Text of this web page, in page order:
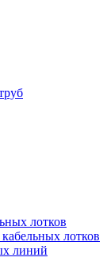
лотков
лотков
линий